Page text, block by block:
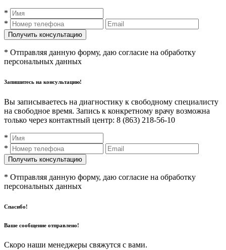
*
*
* Отправляя данную форму, даю согласие на обработку
персональных данных
Запишитесь на консультацию!
Вы записываетесь на диагностику к свободному специалисту
на свободное время. Запись к конкретному врачу возможна
только через контактный центр: 8 (863) 218-56-10
*
*
* Отправляя данную форму, даю согласие на обработку
персональных данных
Спасибо!
Ваше сообщение отправлено!
Скоро наши менеджеры свяжутся с вами.